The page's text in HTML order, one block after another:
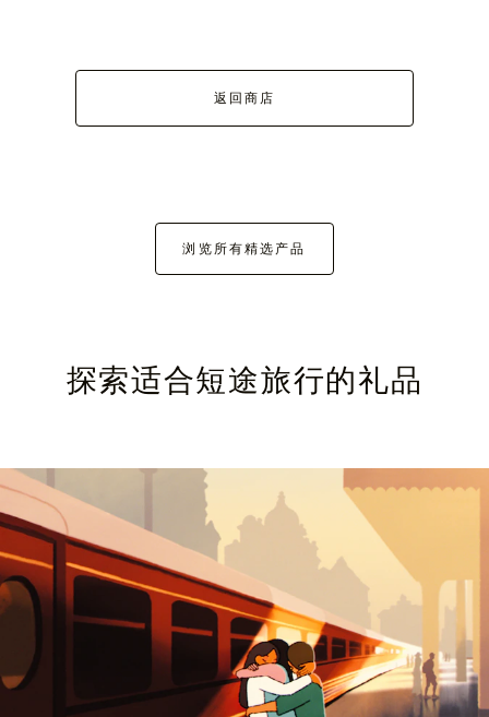
返回商店
浏览所有精选产品
探索适合短途旅行的礼品